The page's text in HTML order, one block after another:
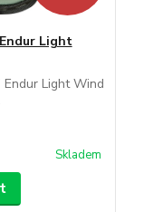
Light
Endur Light Wind
Skladem